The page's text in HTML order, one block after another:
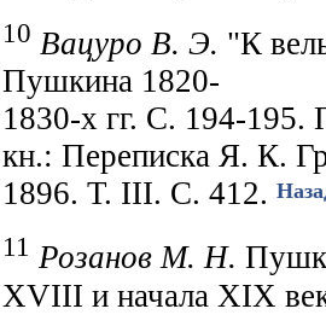
10 Вацуро В. Э. "К
Пушкина 1820-
1830-х гг. С. 194-195.
кн.: Переписка Я. К.
1896. Т. III. С. 412.
11 Розанов М. Н.
XVIII и начала XIX